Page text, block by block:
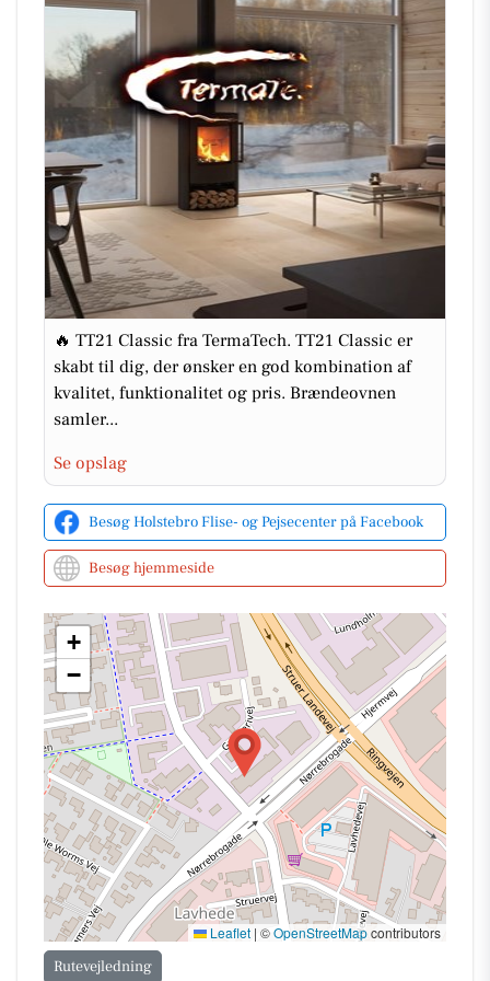
🔥 TT21 Classic fra TermaTech. TT21 Classic er
skabt til dig, der ønsker en god kombination af
kvalitet, funktionalitet og pris. Brændeovnen
samler...
Se opslag
Besøg Holstebro Flise- og Pejsecenter på Facebook
Besøg hjemmeside
+
−
Leaflet | ©OpenStreetMapcontributors
Rutevejledning